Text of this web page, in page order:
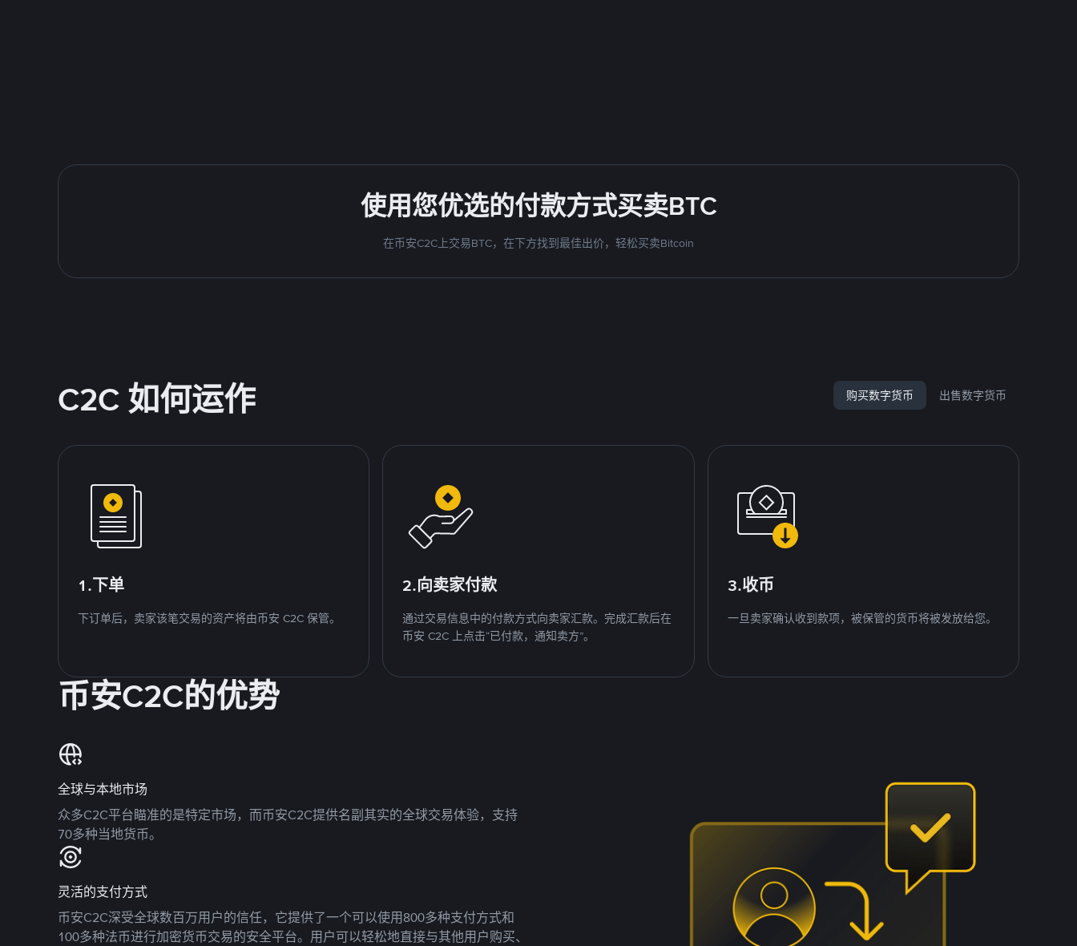
使用您优选的付款方式买卖BTC
在币安C2C上交易BTC，在下方找到最佳出价，轻松买卖Bitcoin
C2C 如何运作 购买数字货币 出售数字货币
1.下单
下订单后，卖家该笔交易的资产将由币安 C2C 保管。
2.向卖家付款
通过交易信息中的付款方式向卖家汇款。完成汇款后在
币安 C2C 上点击“已付款，通知卖方”。
3.收币
一旦卖家确认收到款项，被保管的货币将被发放给您。
币安C2C的优势
全球与本地市场
众多C2C平台瞄准的是特定市场，而币安C2C提供名副其实的全球交易体验，支持
70多种当地货币。
灵活的支付方式
币安C2C深受全球数百万用户的信任，它提供了一个可以使用800多种支付方式和
100多种法币进行加密货币交易的安全平台。用户可以轻松地直接与其他用户购买、